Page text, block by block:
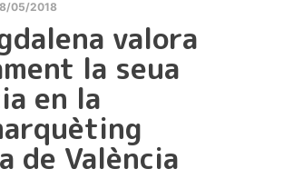
05/2018
valora
la seua
en la
de València